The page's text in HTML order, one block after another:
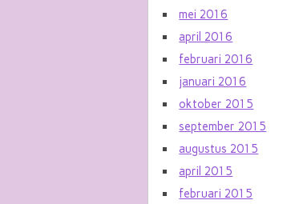
mei 2016
april 2016
februari 2016
januari 2016
oktober 2015
september 2015
augustus 2015
april 2015
februari 2015